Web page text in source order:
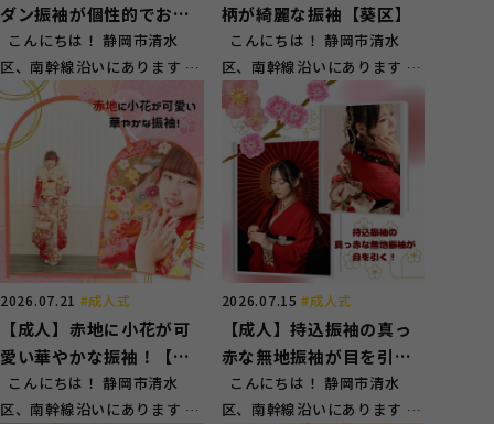
ダン振袖が個性的でおし
ゃれ！【清水区】
こんにちは！ 静岡市清水
区、南幹線沿いにあります 赤
い看板が目印のスタジオガー
ネット草...
柄が綺麗な振袖【葵区】
こんにちは！ 静岡市清水
区、南幹線沿いにあります 赤
い看板が目印のスタジオガー
ネット草...
2026.07.21 #成人式
【成人】赤地に小花が可
愛い華やかな振袖！【清
水区興津】
こんにちは！ 静岡市清水
区、南幹線沿いにあります 赤
2026.07.15#成人式
【成人】持込振袖の真っ
赤な無地振袖が目を引
く！【清水区辻】
こんにちは！ 静岡市清水
区、南幹線沿いにあります 赤